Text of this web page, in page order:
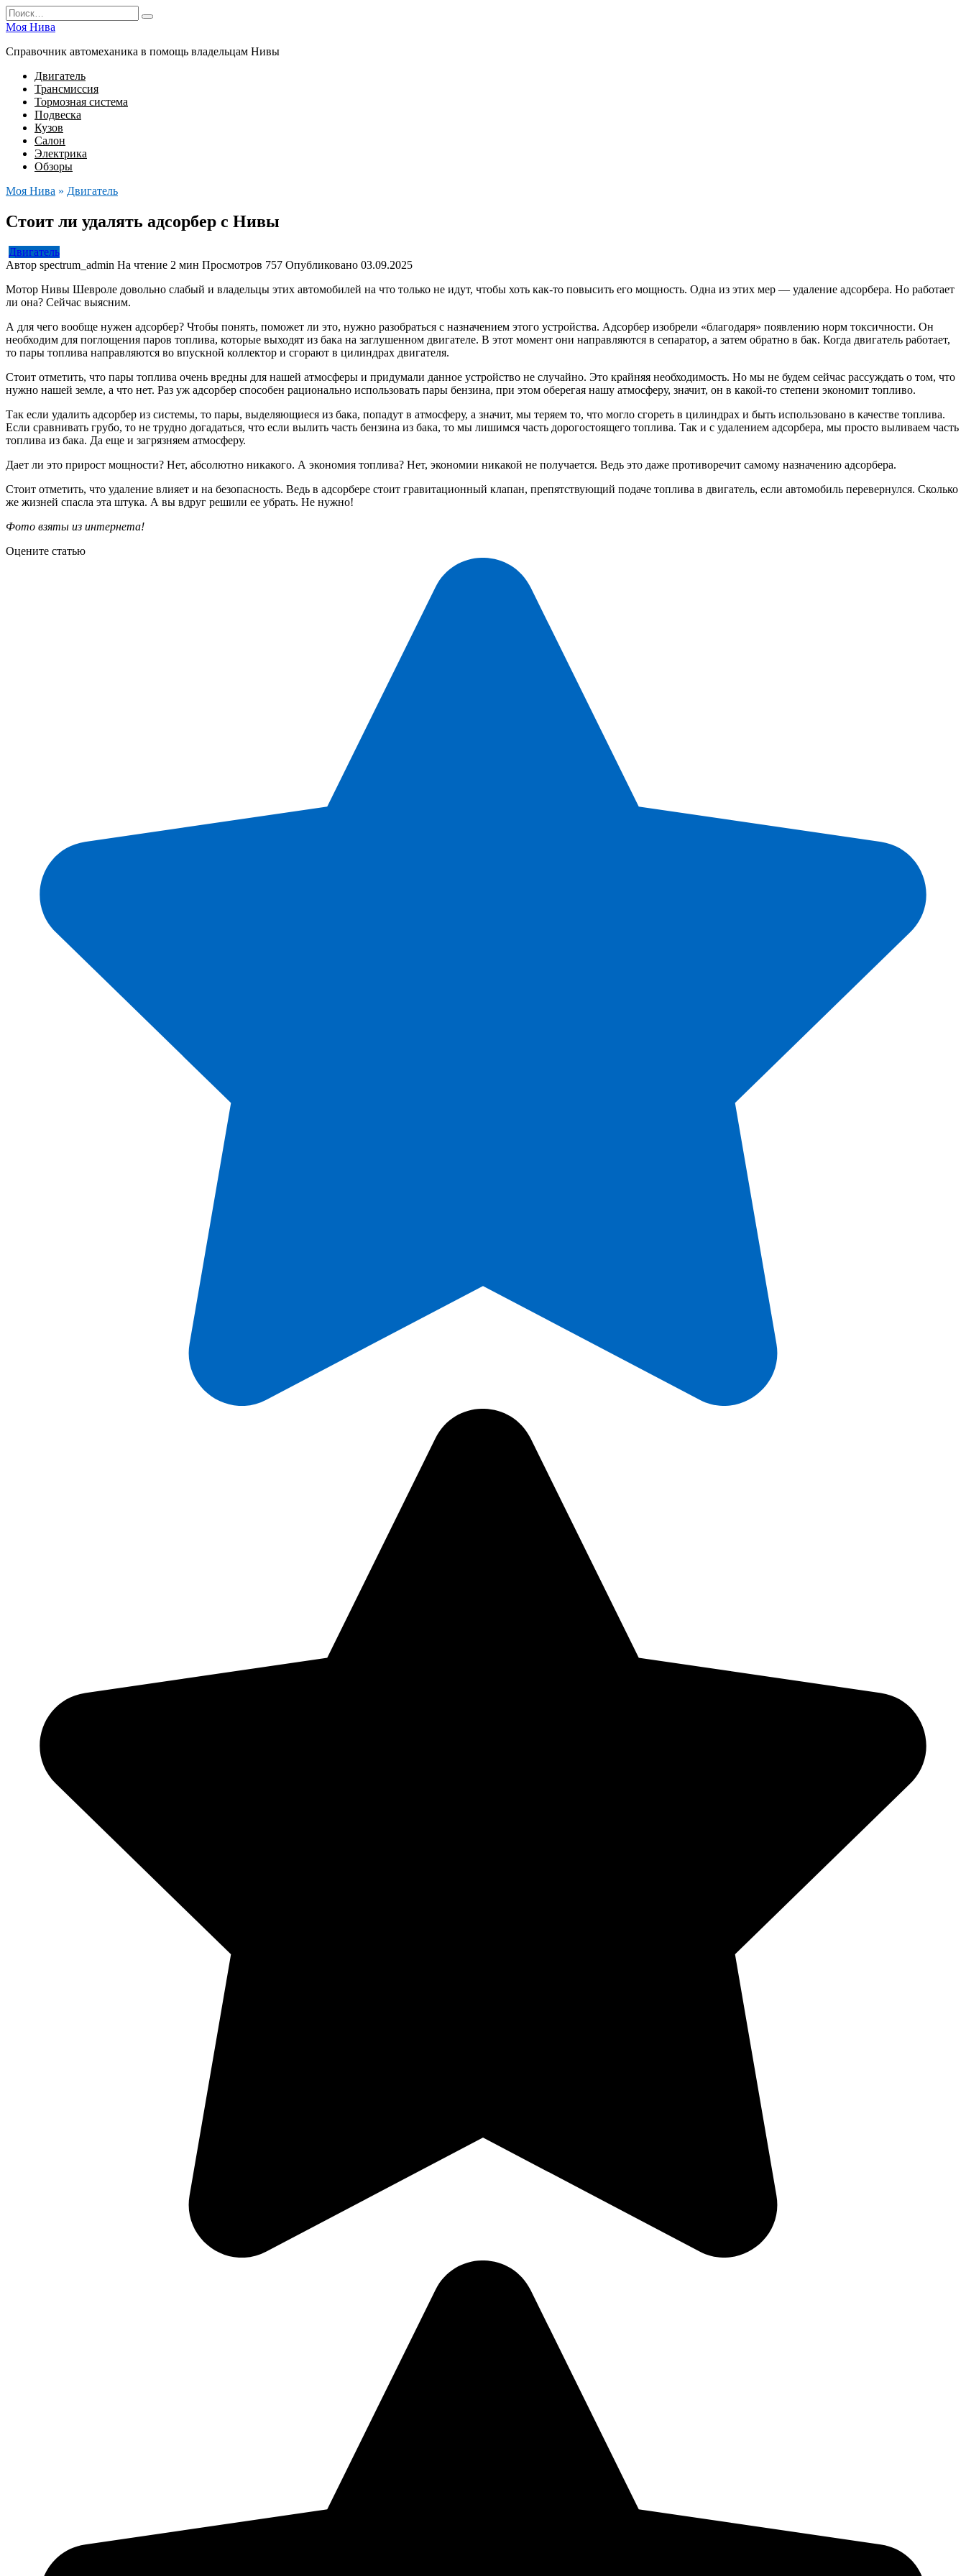
Перейти
к
Search
for:
Моя Нива
Справочник автомеханика в помощь владельцам Нивы
Двигатель
Трансмиссия
Тормозная система
Подвеска
Кузов
Салон
Электрика
Обзоры
Моя Нива » Двигатель
Стоит ли удалять адсорбер с Нивы
Двигатель
Автор spectrum_admin На чтение 2 мин Просмотров 757 Опубликовано 03.09.2025
Мотор Нивы Шевроле довольно слабый и владельцы этих автомобилей на что только не идут, чтобы хоть как-то повысить его мощность. Одна из этих мер — удаление адсорбера. Но работает
ли она? Сейчас выясним.
А для чего вообще нужен адсорбер? Чтобы понять, поможет ли это, нужно разобраться с назначением этого устройства. Адсорбер изобрели «благодаря» появлению норм токсичности. Он
необходим для поглощения паров топлива, которые выходят из бака на заглушенном двигателе. В этот момент они направляются в сепаратор, а затем обратно в бак. Когда двигатель работает,
то пары топлива направляются во впускной коллектор и сгорают в цилиндрах двигателя.
Стоит отметить, что пары топлива очень вредны для нашей атмосферы и придумали данное устройство не случайно. Это крайняя необходимость. Но мы не будем сейчас рассуждать о том, что
нужно нашей земле, а что нет. Раз уж адсорбер способен рационально использовать пары бензина, при этом оберегая нашу атмосферу, значит, он в какой-то степени экономит топливо.
Так если удалить адсорбер из системы, то пары, выделяющиеся из бака, попадут в атмосферу, а значит, мы теряем то, что могло сгореть в цилиндрах и быть использовано в качестве топлива.
Если сравнивать грубо, то не трудно догадаться, что если вылить часть бензина из бака, то мы лишимся часть дорогостоящего топлива. Так и с удалением адсорбера, мы просто выливаем часть
топлива из бака. Да еще и загрязняем атмосферу.
Дает ли это прирост мощности? Нет, абсолютно никакого. А экономия топлива? Нет, экономии никакой не получается. Ведь это даже противоречит самому назначению адсорбера.
Стоит отметить, что удаление влияет и на безопасность. Ведь в адсорбере стоит гравитационный клапан, препятствующий подаче топлива в двигатель, если автомобиль перевернулся. Сколько
же жизней спасла эта штука. А вы вдруг решили ее убрать. Не нужно!
Фото взяты из интернета!
Оцените статью